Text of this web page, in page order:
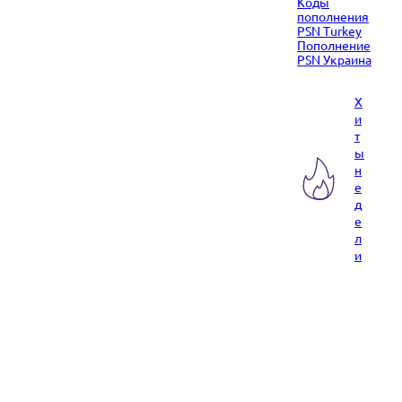
пополнения
PSN Turkey
Пополнение
PSN Украина
Х
и
т
ы
н
е
д
е
л
и